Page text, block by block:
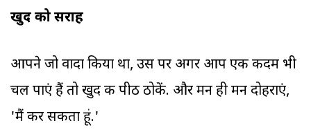
खुद को सराहें
आपने जो वादा किया था, उस पर अगर आप एक कदम भी
चल पाएं हैं तो खुद की पीठ ठोकें. और मन ही मन दोहराएं,
'मैं कर सकता हूं.'